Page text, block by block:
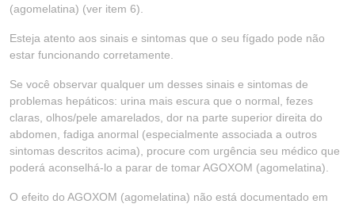
(agomelatina) (ver item 6).
Esteja atento aos sinais e sintomas que o seu fígado pode não
estar funcionando corretamente.
Se você observar qualquer um desses sinais e sintomas de
problemas hepáticos: urina mais escura que o normal, fezes
claras, olhos/pele amarelados, dor na parte superior direita do
abdomen, fadiga anormal (especialmente associada a outros
sintomas descritos acima), procure com urgência seu médico que
poderá aconselhá-lo a parar de tomar AGOXOM (agomelatina).
O efeito do AGOXOM (agomelatina) não está documentado em